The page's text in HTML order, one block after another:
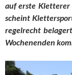
auf erste Kletterer
scheint
regelrecht
Wochenenden